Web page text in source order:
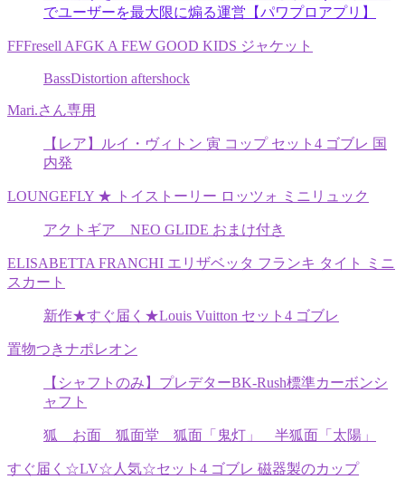
でユーザーを最大限に煽る運営【パワプロアプリ】
FFFresell AFGK A FEW GOOD KIDS ジャケット
BassDistortion aftershock
Mari.さん専用
【レア】ルイ・ヴィトン 寅 コップ セット4 ゴブレ 国
内発
LOUNGEFLY ★ トイストーリー ロッツォ ミニリュック
アクトギア NEO GLIDE おまけ付き
ELISABETTA FRANCHI エリザベッタ フランキ タイト ミニ
スカート
新作★すぐ届く★Louis Vuitton セット4 ゴブレ
置物つきナポレオン
【シャフトのみ】プレデターBK-Rush標準カーボンシ
ャフト
狐 お面 狐面堂 狐面「鬼灯」 半狐面「太陽」
すぐ届く☆LV☆人気☆セット4 ゴブレ 磁器製のカップ